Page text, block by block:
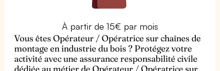
À partir de 15€ par mois
Vous êtes Opérateur / Opératrice sur chaînes de
montage en industrie du bois ? Protégez votre
activité avec une assurance responsabilité civile
dédiée au métier de Opérateur / Opératrice sur